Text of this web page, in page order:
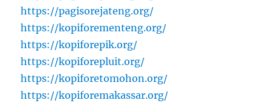
https://pagisorejateng.org/
https://kopiforementeng.org/
https://kopiforepik.org/
https://kopiforepluit.org/
https://kopiforetomohon.org/
https://kopiforemakassar.org/